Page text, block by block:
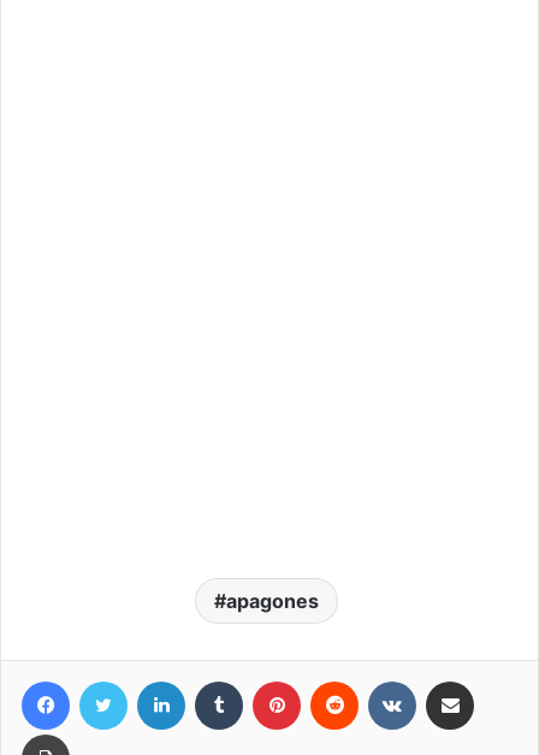
apagones
FacebookTwitter LinkedIn Tumblr Pinterest Reddit VKontakte
Imprimir